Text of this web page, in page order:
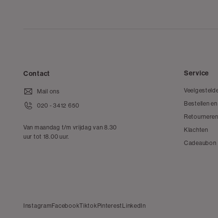
Contact
Mail ons
020 - 3412 650
Van maandag t/m vrijdag van 8.30
uur tot 18.00 uur.
Service
Bestellen
Klachten
Cadeaubon
Instagram FacebookTiktok Pinterest LinkedIn